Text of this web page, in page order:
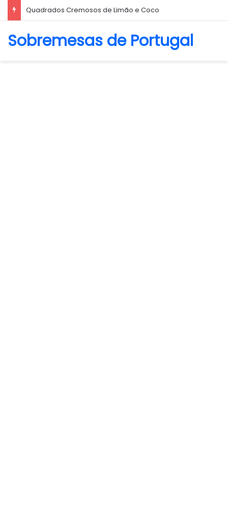
Quadrados Cremosos de Limão e Coco
Sobremesas de Portugal